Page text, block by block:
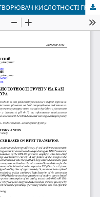
РАДІОВИМИРЮВАЛЬНИЙ ПЕРЕТВОРЮВАЧ КИСЛОТНОСТІ ГРУНТУ НА БАЗІ ISFET-ТРАНЗИСТОРА